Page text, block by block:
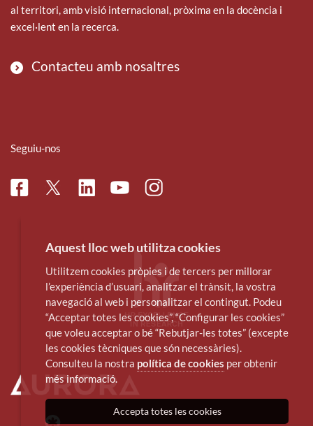
al territori, amb visió internacional, pròxima en la docència i
excel·lent en la recerca.
Contacteu amb nosaltres
Seguiu-nos
FacebookTwitterLinkedinYoutubeInstagram
Aquest lloc web utilitza cookies
Utilitzem cookies pròpies i de tercers per millorar
l’experiència d’usuari, analitzar el trànsit, la vostra
navegació al web i personalitzar el contingut. Podeu
“Acceptar totes les cookies”, “Configurar les cookies”
que voleu acceptar o bé “Rebutjar-les totes” (excepte
les cookies tècniques que són necessàries).
Consulteu la nostra política de cookies per obtenir
més informació.
Accepta totes les cookies